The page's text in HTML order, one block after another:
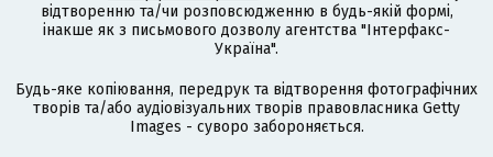
відтворенню та/чи розповсюдженню в будь-якій формі,
інакше як з письмового дозволу агентства "Інтерфакс-
Україна".
Будь-яке копіювання, передрук та відтворення фотографічних
творів та/або аудіовізуальних творів правовласника Getty
Images - суворо забороняється.